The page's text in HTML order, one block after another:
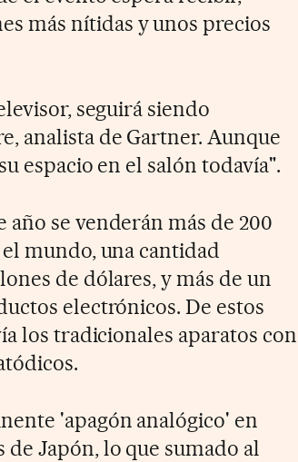
más nítidas y unos precios
seguirá siendo
analista de Gartner. Aunque
espacio en el salón todavía".
se venderán más de 200
mundo, una cantidad
de dólares, y más de un
electrónicos. De estos
los tradicionales aparatos con
'apagón analógico' en
Japón, lo que sumado al